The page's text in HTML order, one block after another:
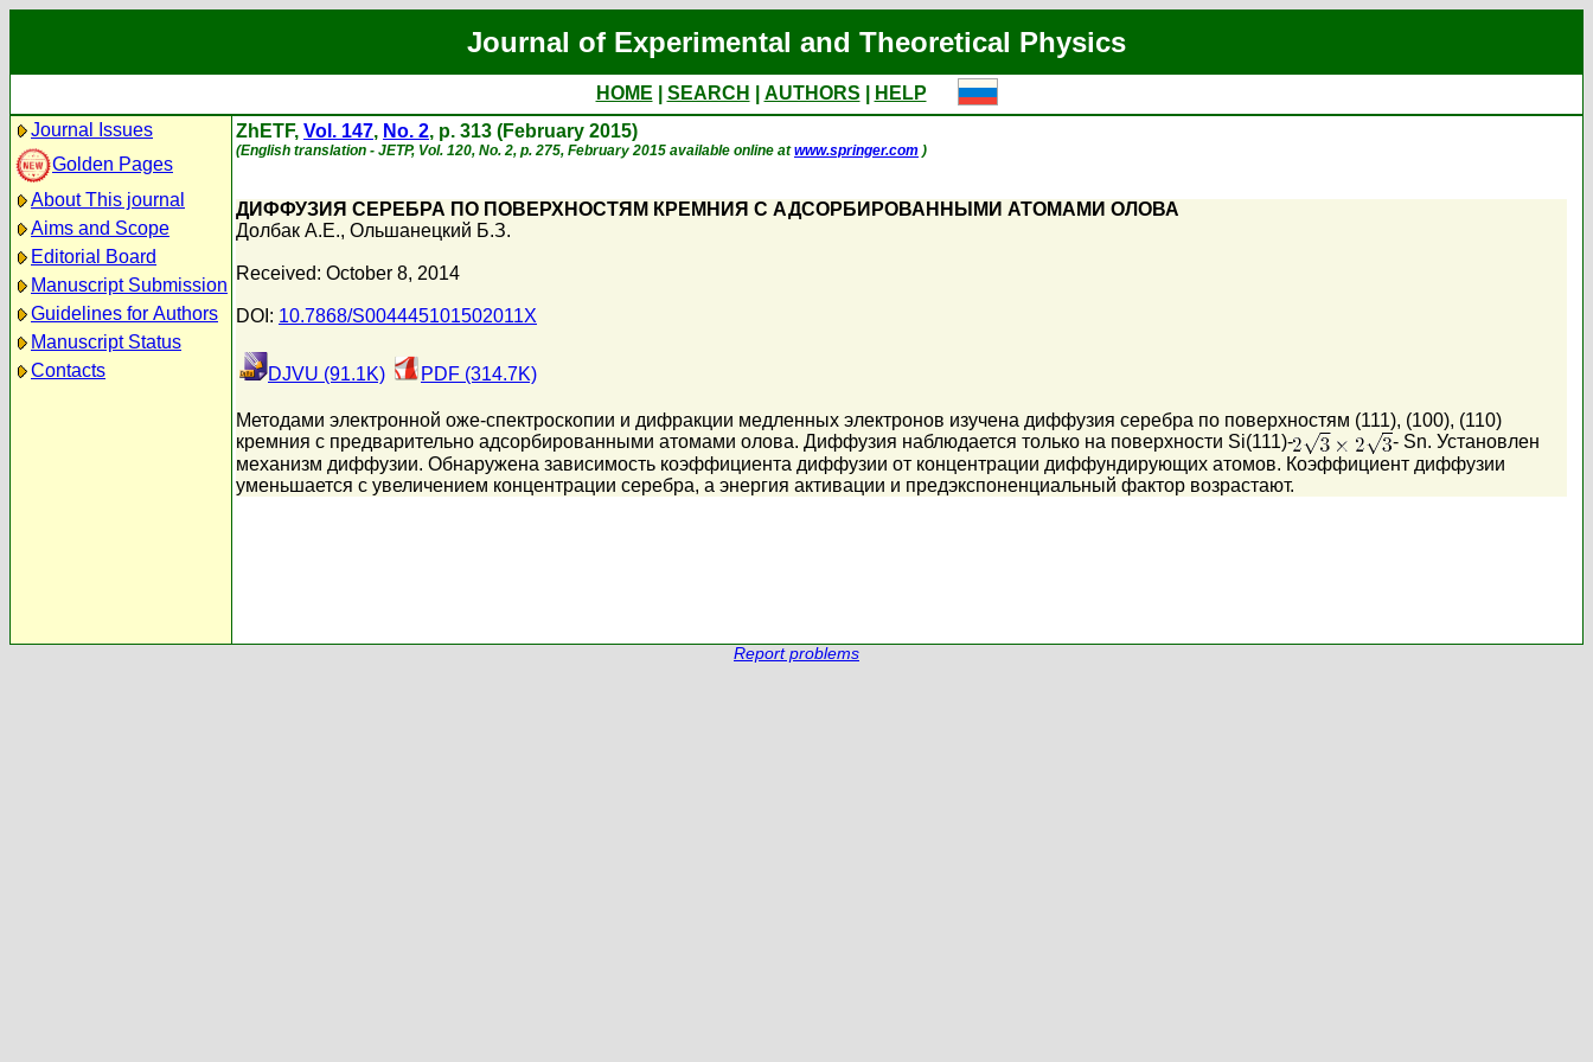
Journal of Experimental and Theoretical Physics
HOME SEARCH AUTHORS
HELP
Journal Issues
Golden Pages
About This journal
Aims and Scope
Editorial Board
Manuscript Submission
Guidelines for Authors
Manuscript Status
Contacts
ZhETF, Vol. 147, No. 2, p. 313 (February 2015)
(English translation - JETP, Vol. 120, No. 2, p. 275, February 2015 available online atwww.springer.com )
ДИФФУЗИЯ СЕРЕБРА ПО ПОВЕРХНОСТЯМ КРЕМНИЯ С АДСОРБИРОВАННЫМИ АТОМАМИ ОЛОВА
Долбак А.Е., Ольшанецкий Б.З.
Received: October 8, 2014
DOI: 10.7868/S004445101502011X
DJVU (91.1K) PDF (314.7K)
Методами электронной оже-спектроскопии и дифракции медленных электронов изучена диффузия серебра по поверхностям (111), (100), (110)
кремния с предварительно адсорбированными атомами олова. Диффузия наблюдается только на поверхности Si(111)-
- Sn. Установлен
механизм диффузии. Обнаружена зависимость коэффициента диффузии от концентрации диффундирующих атомов. Коэффициент диффузии
уменьшается с увеличением концентрации серебра, а энергия активации и предэкспоненциальный фактор возрастают.
Report problems